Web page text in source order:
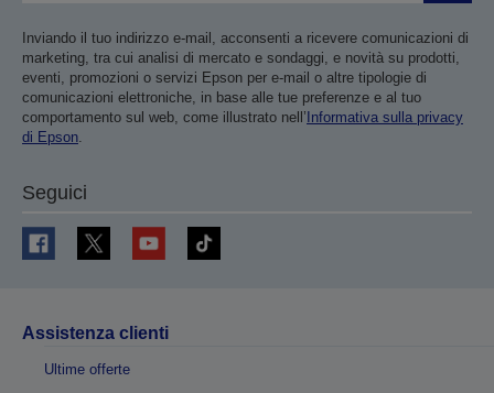
Inviando il tuo indirizzo e-mail, acconsenti a ricevere comunicazioni di
marketing, tra cui analisi di mercato e sondaggi, e novità su prodotti,
eventi, promozioni o servizi Epson per e-mail o altre tipologie di
comunicazioni elettroniche, in base alle tue preferenze e al tuo
comportamento sul web, come illustrato nell’ Informativa sulla privacy
di Epson.
Seguici
Assistenza clienti
Ultime offerte